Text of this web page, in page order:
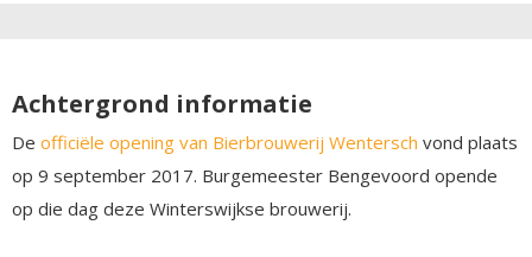
Achtergrond informatie
De officiële opening van Bierbrouwerij Wentersch vond plaats
op 9 september 2017. Burgemeester Bengevoord opende
op die dag deze Winterswijkse brouwerij.